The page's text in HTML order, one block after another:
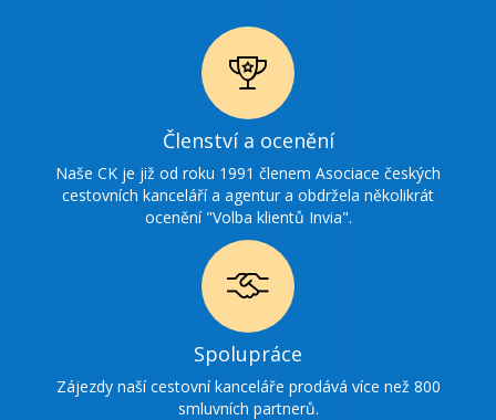
Ikonka
ocenění
Členství a ocenění
Naše CK je již od roku 1991 členem Asociace českých
cestovních kanceláří a agentur a obdržela několikrát
ocenění "Volba klientů Invia".
Ikonka
spolupráce
Spolupráce
Zájezdy naší cestovní kanceláře prodává více než 800
smluvních partnerů.